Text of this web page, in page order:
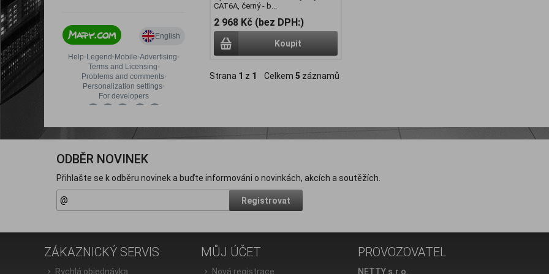
CAT6A, černý - b...
2 968 Kč (bez DPH:)
Koupit
Strana 1 z 1 Celkem 5 záznamů
ODBĚR NOVINEK
Přihlašte se k odběru novinek a buďte informováni o novinkách, akcích a soutěžích.
Registrovat
ZÁKAZNICKÝ SERVIS
Rychlá objednávka
MŮJ ÚČET
Nová registrace
PROVOZOVATEL
NETTY s.r.o.